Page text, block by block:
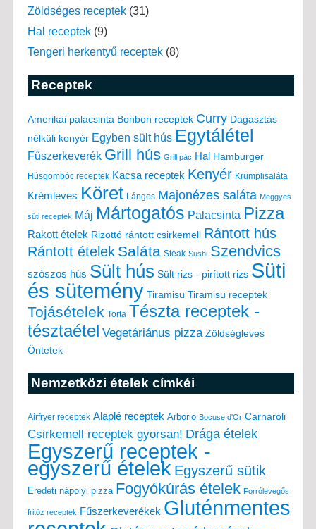
Zöldséges receptek(31)
Hal receptek(9)
Tengeri herkentyű receptek(8)
Receptek
Amerikai palacsinta Bonbon receptek Curry Dagasztás
nélküli kenyér Egyben sült hús Egytálétel
Fűszerkeverék Grill hús Grill pác Hal Hamburger
Húsgombóc receptek Kacsa receptek Kenyér Krumplisaláta
Krémleves Köret Lángos Majonézes saláta Meggyes
süti receptek Máj Mártogatós Palacsinta Pizza
Rakott ételek Rizottó rántott csirkemell Rántott hús
Rántott ételek Saláta Steak Sushi Szendvics
szószos hús Sült hús Sült rizs - pirított rizs Süti
és sütemény Tiramisu Tiramisu receptek
Tojásételek Torta Tészta receptek -
tésztaétel Vegetáriánus pizza Zöldségleves
Öntetek
Nemzetközi ételek címkéi
Airfryer receptek Alaplé receptek Arborio Bocuse d'Or Carnaroli
Csirkemell receptek gyorsan! Drága ételek
Egyszerű receptek -
egyszerű ételek Egyszerű sütik
Eredeti nápolyi pizza Fogyókúrás ételek Forrólevegős
fritőz receptek Fűszerkeverékek Gluténmentes